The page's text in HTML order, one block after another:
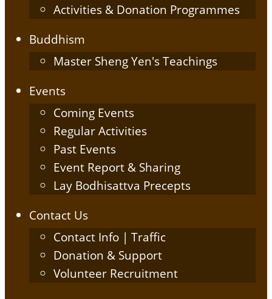
Activities & Donation Programmes
Buddhism
Master Sheng Yen's Teachings
Events
Coming Events
Regular Activities
Past Events
Event Report & Sharing
Lay Bodhisattva Precepts
Contact Us
Contact Info | Traffic
Donation & Support
Volunteer Recruitment